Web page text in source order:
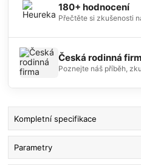
180+ hodnocení
Přečtěte si zkušenosti
Česká rodinná
Poznejte náš příběh,
Kompletní specifikace
Parametry